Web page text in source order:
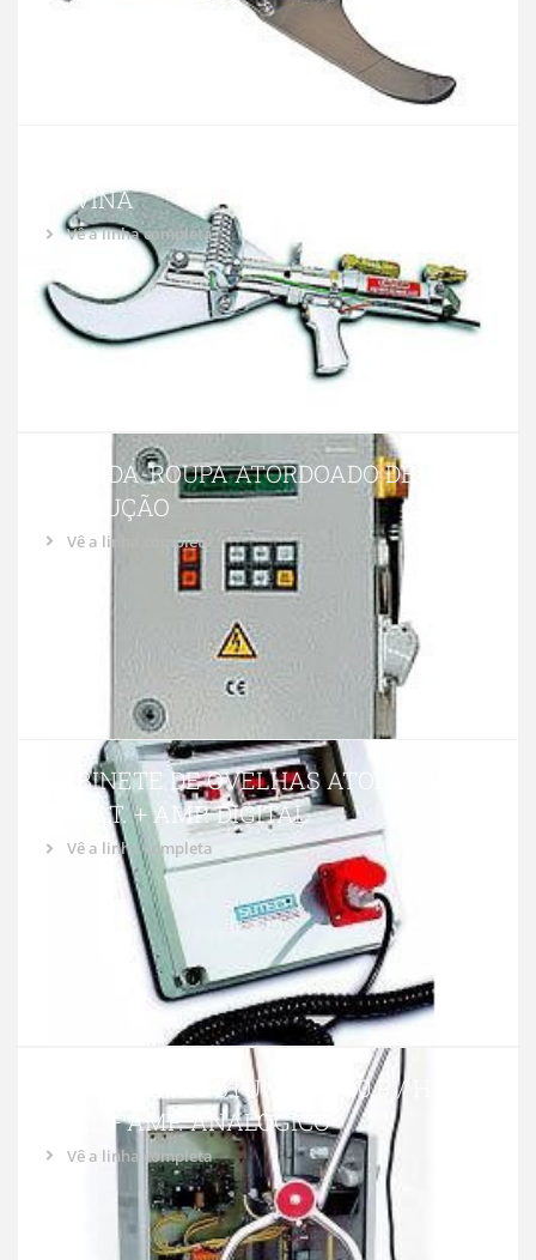
BOVINA
Vê a linha completa
GUARDA-ROUPA ATORDOADO DE ALTA
PRODUÇÃO
Vê a linha completa
GABINETE DE OVELHAS ATORDOADAS
– VOLT. + AMP. DIGITAL
Vê a linha completa
GABINETE PIG STUNNING 60 P / H +
VOLT + AMP. ANALÓGICO
Vê a linha completa